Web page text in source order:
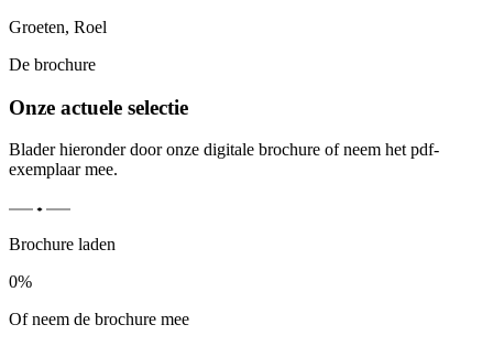
Groeten, Roel
De brochure
Onze actuele selectie
Blader hieronder door onze digitale brochure of neem het pdf-
exemplaar mee.
Brochure laden
0%
Of neem de brochure mee